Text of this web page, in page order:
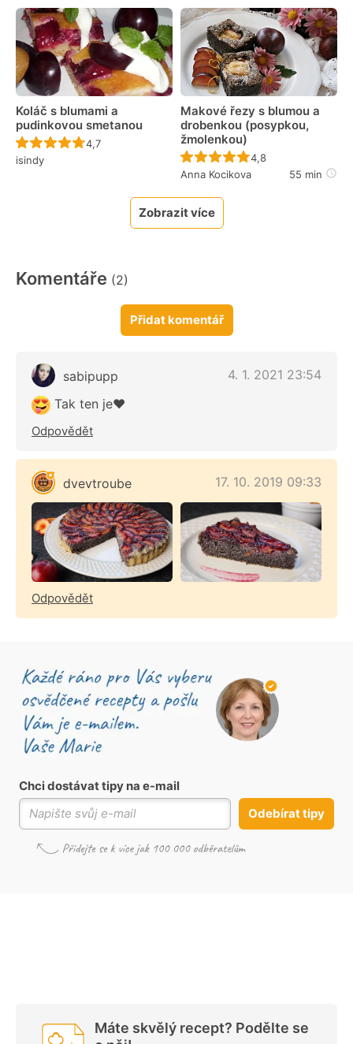
Koláč s blumami a
pudinkovou smetanou
Recept ještě nebyl hodnocen
4,7
isindy
Makové řezy s blumou a
drobenkou (posypkou,
žmolenkou)
Recept ještě nebyl
4,8
Anna Kocikova
55 min
Zobrazit více
Komentáře (2)
Přidat komentář
sabipupp
4. 1. 2021 23:54
Tak ten je❤️
Odpovědět
dvevtroube 17. 10. 2019 09:33
Odpovědět
Chci dostávat tipy na e-mail
Odebírat tipy
Máte skvělý recept? Podělte se